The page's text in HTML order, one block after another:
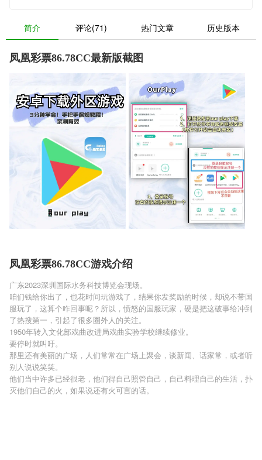
简介 评论(71) 热门文章 历史版本
凤凰彩票86.78CC最新版截图
凤凰彩票86.78CC游戏介绍
广东2023深圳国际水务科技博览会现场。
咱们钱给你出了，也花时间玩游戏了，结果你发奖励的时候，却说不带国
服玩了，这算个咋回事呢？所以，愤怒的国服玩家，硬是把这破事给冲到
了热搜第一，引起了很多圈外人的关注。
1950年转入文化部戏曲改进局戏曲实验学校继续修业。
要停时就叫吁。
那里还有美丽的广场，人们常常在广场上聚会，谈新闻、话家常，或者听
别人说说笑笑。
他们当中许多已经很老，他们得自己照管自己，自己料理自己的生活，扑
灭他们自己的火，如果说还有火可言的话。